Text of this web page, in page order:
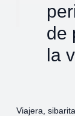
de
la
Viajera,